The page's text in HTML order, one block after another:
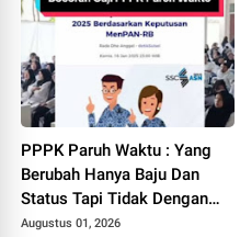
PPPK Paruh Waktu : Yang
Berubah Hanya Baju Dan
Status Tapi Tidak Dengan
Gaji Kami
Augustus 01, 2026